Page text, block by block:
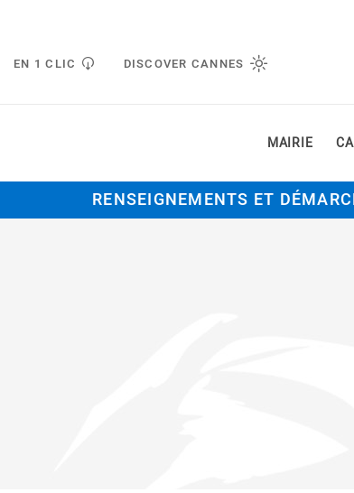
EN 1 CLIC DISCOVER CANNES
MAIRIE
RENSEIGNEMENTS ET